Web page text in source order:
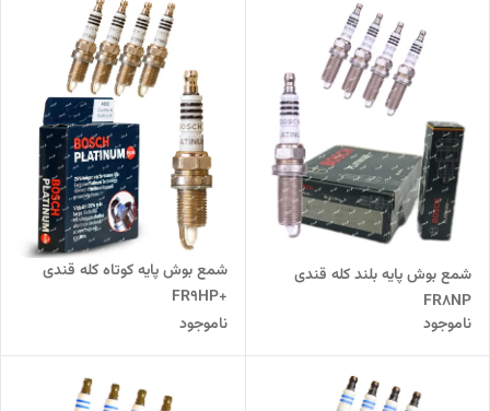
شمع بوش پایه بلند کله قندی
FR8NP
ناموجود
شمع بوش پایه کوتاه کله قندی
+FR9HP
ناموجود